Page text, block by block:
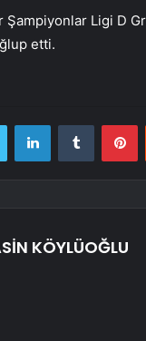
Şampiyonlar Ligi D
etti.
Twitter LinkedInTumblr
KÖYLÜOĞLU